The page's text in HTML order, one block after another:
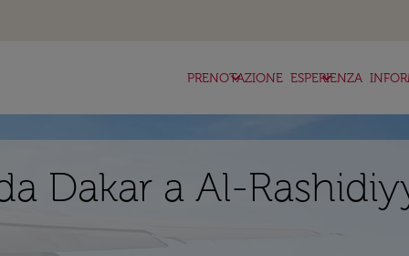
PRENOTAZIONE
keyboard_arrow_down ESPERIENZA
keyboard_arrow_down
Dakar a Al-